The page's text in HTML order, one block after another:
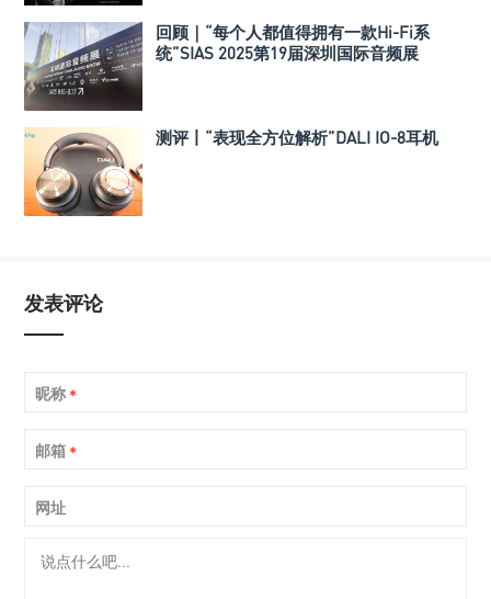
回顾｜“每个人都值得拥有一款Hi-Fi系
统”SIAS 2025第19届深圳国际音频展
测评丨“表现全方位解析”DALI IO-8耳机
发表评论
昵称 *
邮箱 *
网址